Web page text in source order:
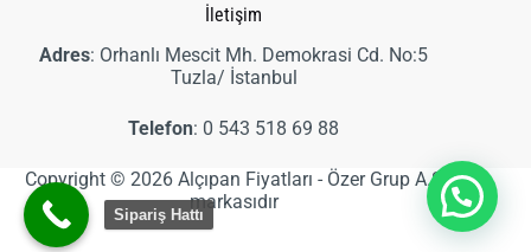
İletişim
Adres: Orhanlı Mescit Mh. Demokrasi Cd. No:5
Tuzla/ İstanbul
Telefon: 0 543 518 69 88
Copyright © 2026 Alçıpan Fiyatları - Özer Grup A.Ş
markasıdır
Sipariş Hattı